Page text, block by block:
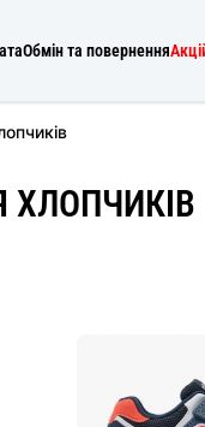
Обмін та повернення
ХЛОПЧИКІВ